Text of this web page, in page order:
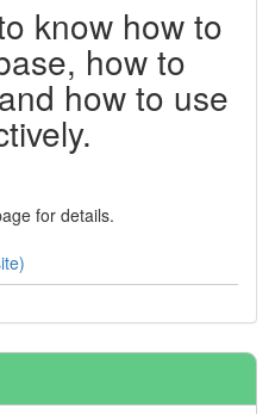
know how to
how to
how to use
for details.